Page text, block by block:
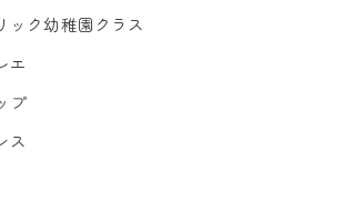
ック幼稚園クラス
エ
プ
ス